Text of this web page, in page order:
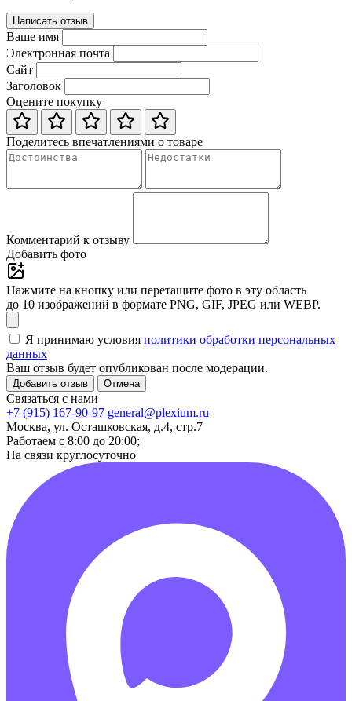
Написать отзыв
Ваше имя
Электронная почта
Сайт
Заголовок
Оцените покупку
Поделитесь впечатлениями о товаре
Комментарий к отзыву
Добавить фото
Нажмите на кнопку или перетащите фото в эту область
до 10 изображений в формате PNG, GIF, JPEG или WEBP.
Я принимаю условия политики обработки персональных
данных
Ваш отзыв будет опубликован после модерации.
Добавить отзыв Отмена
Связаться с нами
+7 (915) 167-90-97 general@plexium.ru
Москва, ул. Осташковская, д.4, стр.7
Работаем с 8:00 до 20:00;
На связи круглосуточно